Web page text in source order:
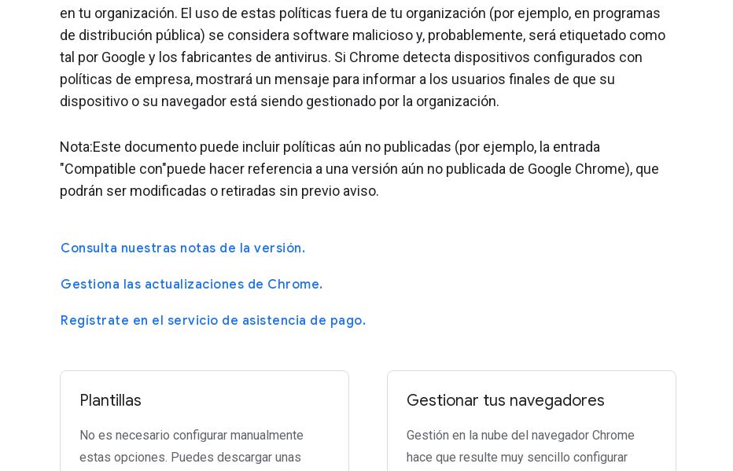
en tu organización. El uso de estas políticas fuera de tu organización (por ejemplo, en programas
de distribución pública) se considera software malicioso y, probablemente, será etiquetado como
tal por Google y los fabricantes de antivirus. Si Chrome detecta dispositivos configurados con
políticas de empresa, mostrará un mensaje para informar a los usuarios finales de que su
dispositivo o su navegador está siendo gestionado por la organización.
Nota:Este documento puede incluir políticas aún no publicadas (por ejemplo, la entrada
"Compatible con"puede hacer referencia a una versión aún no publicada de Google Chrome), que
podrán ser modificadas o retiradas sin previo aviso.
Consulta nuestras notas de la versión.
Gestiona las actualizaciones de Chrome.
Regístrate en el servicio de asistencia de pago.
Plantillas
No es necesario configurar manualmente
estas opciones. Puedes descargar unas
Gestionar tus navegadores
Gestión en la nube del navegador Chrome
hace que resulte muy sencillo configurar